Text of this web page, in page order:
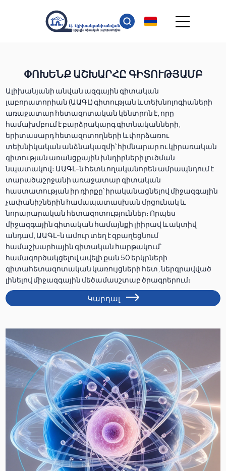
ՓՈԽԵՆՔ ԱՇԽԱՐՀԸ ԳԻՏՈՒԹՅԱՄԲ
Ալիխանյանի անվան ազգային գիտական
լաբորատորիան (ԱԱԳԼ) գիտության և տեխնոլոգիաների
առաջատար հետազոտական կենտրոն է, որը
համախմբում է բարձրակարգ գիտնականների,
երիտասարդ հետազոտողների և փորձառու
տեխնիկական անձնակազմի՝ հիմնարար ու կիրառական
գիտության առանցքային խնդիրների լուծման
նպատակով։ ԱԱԳԼ-ն հետևողականորեն ամրապնդում է
տարածաշրջանի առաջատար գիտական
հաստատության իր դիրքը՝ իրականացնելով միջազգային
չափանիշներին համապատասխան մրցունակ և
նորարարական հետազոտություններ։ Որպես
միջազգային գիտական համայնքի լիիրավ և ակտիվ
անդամ, ԱԱԳԼ-ն ամուր տեղ է զբաղեցնում
համաշխարհային գիտական հարթակում՝
համագործակցելով ավելի քան 50 երկրների
գիտահետազոտական կառույցների հետ, ներգրավված
լինելով միջազգային մեծամասշտաբ ծրագրերում։
Կարդալ